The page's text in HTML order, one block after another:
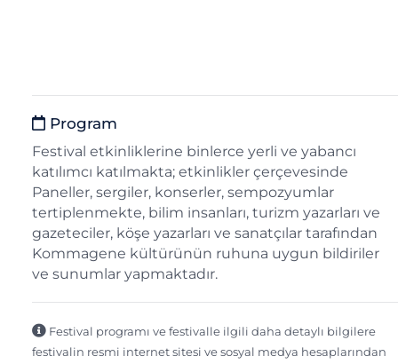
Program
Festival etkinliklerine binlerce yerli ve yabancı
katılımcı katılmakta; etkinlikler çerçevesinde
Paneller, sergiler, konserler, sempozyumlar
tertiplenmekte, bilim insanları, turizm yazarları ve
gazeteciler, köşe yazarları ve sanatçılar tarafından
Kommagene kültürünün ruhuna uygun bildiriler
ve sunumlar yapmaktadır.
Festival programı ve festivalle ilgili daha detaylı bilgilere
festivalin resmi internet sitesi ve sosyal medya hesaplarından